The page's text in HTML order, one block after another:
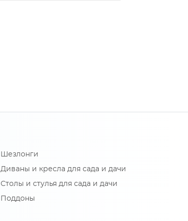
Шезлонги
Диваны и кресла для сада и дачи
Столы и стулья для сада и дачи
Поддоны